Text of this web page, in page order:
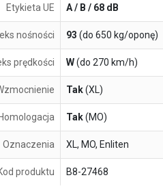
Etykieta UE A / B / 68 dB
nośności 93 (do 650 kg/oponę)
prędkości W(do 270 km/h)
Tak(XL)
Homologacja Tak(MO)
Oznaczenia XL, MO, Enliten
produktu B8-27468